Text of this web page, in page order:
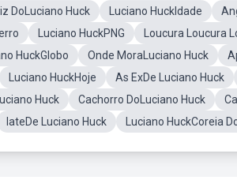
DoLuciano Huck Luciano HuckIdade
Luciano HuckPNG
Loucura Loucura
HuckGlobo Onde MoraLuciano Huck
Luciano HuckHoje As ExDe Luciano Huck
Huck Cachorro DoLuciano Huck
IateDe Luciano Huck Luciano HuckCoreia